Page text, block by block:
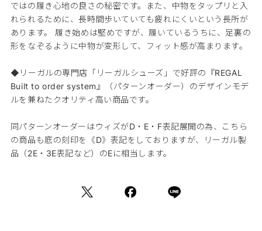
ではの履き心地の良さの秘密です。また、中物をタップリと入
れられるために、長時間歩いていても疲れにくいという長所が
あります。 履き始めは堅めですが、履いているうちに、足裏の
形をなぞるように中物が変形して、フィット感が高まります。
◆リーガルの専門店「リーガルシューズ」で好評の『REGAL
Built to order system』（パターンオーダー）のデザインモデ
ルを兼ねたクオリティ高い商品です。
同パターンオーダーはウィズがD・E・F表記展開の為、こちら
の商品も底の刻印を《D》表記をしておりますが、リーガル製
品（2E・3E表記など）のEに相当します。